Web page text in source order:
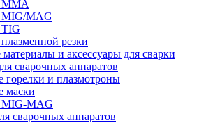
MAG
резки
и аксессуары для сварки
сварочных аппаратов
горелки и плазмотроны
маски
MAG
сварочных аппаратов